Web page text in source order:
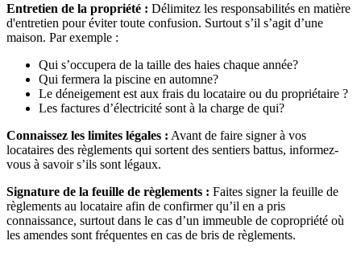
Entretien de la propriété : Délimitez les responsabilités en matière
d'entretien pour éviter toute confusion. Surtout s’il s’agit d’une
maison. Par exemple :
Qui s’occupera de la taille des haies chaque année?
Qui fermera la piscine en automne?
Le déneigement est aux frais du locataire ou du propriétaire ?
Les factures d’électricité sont à la charge de qui?
Connaissez les limites légales : Avant de faire signer à vos
locataires des règlements qui sortent des sentiers battus, informez-
vous à savoir s’ils sont légaux.
Signature de la feuille de règlements : Faites signer la feuille de
règlements au locataire afin de confirmer qu’il en a pris
connaissance, surtout dans le cas d’un immeuble de copropriété où
les amendes sont fréquentes en cas de bris de règlements.